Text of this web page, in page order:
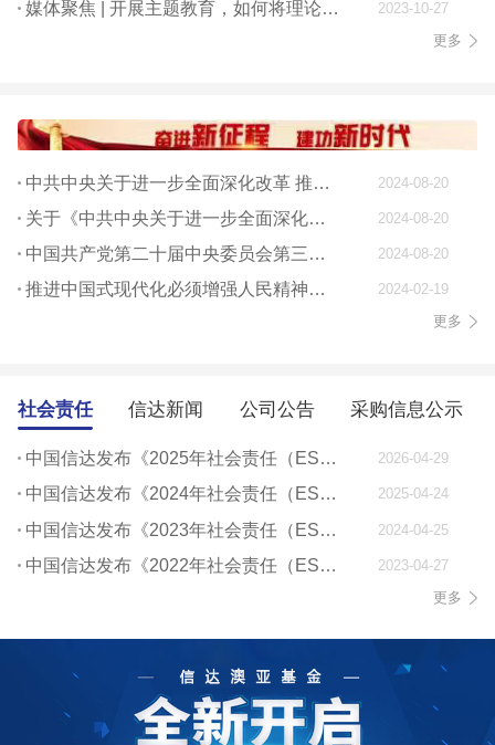
媒体聚焦 | 开展主题教育，如何将理论学习贯穿始终
2023-10-27
更多
中共中央关于进一步全面深化改革 推进中国式现代化的决定 2024-08-20
关于《中共中央关于进一步全面深化改革、 推进中国式现代化的决定》的说明 2024-08-20
中国共产党第二十届中央委员会第三次全体会议公报 2024-08-20
推进中国式现代化必须增强人民精神力量
2024-02-19
更多
社会责任 信达新闻 公司公告 采购信息公示
中国信达发布《2025年社会责任（ESG）报告》 2026-04-29
中国信达发布《2024年社会责任（ESG）报告》 2025-04-24
中国信达发布《2023年社会责任（ESG）报告》 2024-04-25
中国信达发布《2022年社会责任（ESG）报告》
2023-04-27
更多